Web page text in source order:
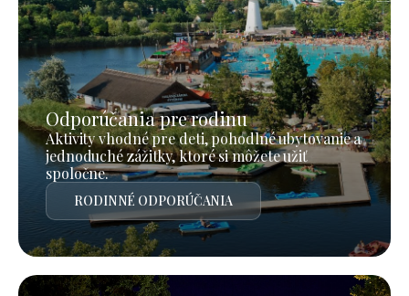
Odporúčania pre rodinu
Aktivity vhodné pre deti, pohodlné ubytovanie a
jednoduché zážitky, ktoré si môžete užiť
spoločne.
RODINNÉ ODPORÚČANIA